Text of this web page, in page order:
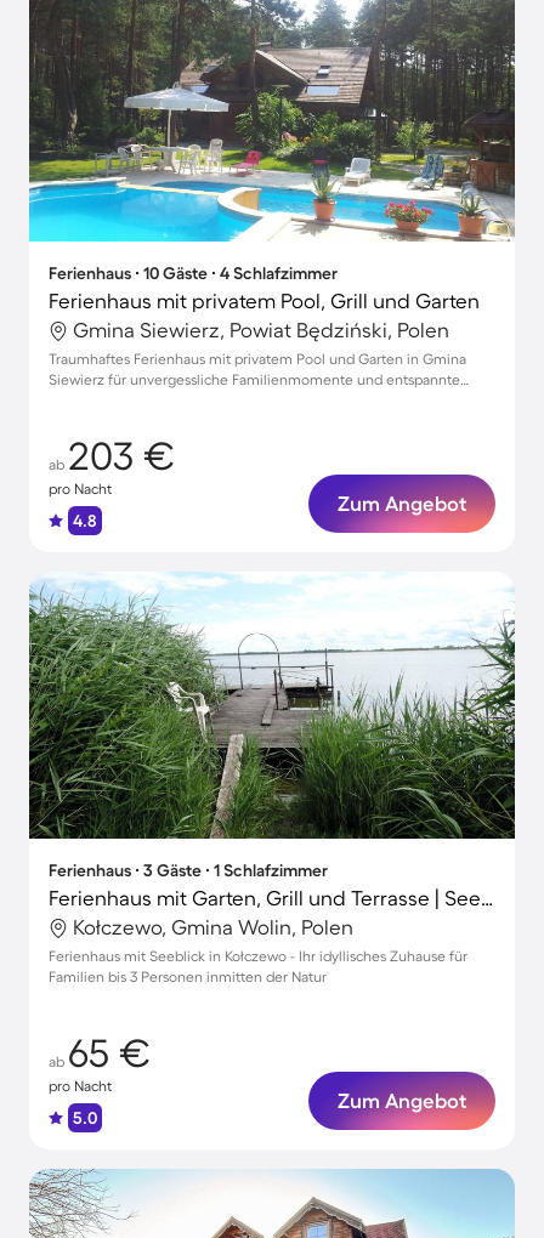
Ferienhaus ∙ 10 Gäste ∙ 4 Schlafzimmer
Ferienhaus mit privatem Pool, Grill und Garten
Gmina Siewierz, Powiat Będziński, Polen
Traumhaftes Ferienhaus mit privatem Pool und Garten in Gmina
Siewierz für unvergessliche Familienmomente und entspannte
ab 203 €
pro Nacht
4.8
Zum Angebot
Ferienhaus ∙ 3 Gäste ∙ 1 Schlafzimmer
Ferienhaus mit Garten, Grill und Terrasse | Seeblick
Kołczewo, Gmina Wolin, Polen
Ferienhaus mit Seeblick in Kołczewo - Ihr idyllisches Zuhause für
Familien bis 3 Personen inmitten der Natur
ab 65 €
pro Nacht
5.0
Zum Angebot